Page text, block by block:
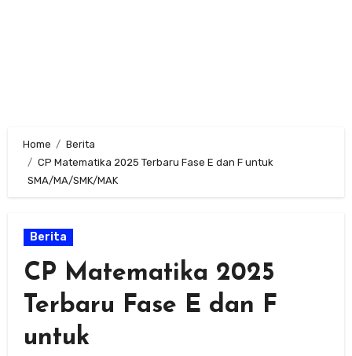
Home
Berita
CP Matematika 2025 Terbaru Fase E dan F untuk
SMA/MA/SMK/MAK
Berita
CP Matematika 2025
Terbaru Fase E dan F
untuk